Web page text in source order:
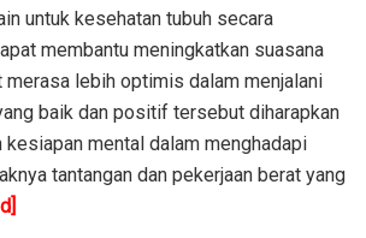
untuk kesehatan tubuh secara
membantu meningkatkan suasana
merasa lebih optimis dalam menjalani
baik dan positif tersebut diharapkan
kesiapan mental dalam menghadapi
tantangan dan pekerjaan berat yang